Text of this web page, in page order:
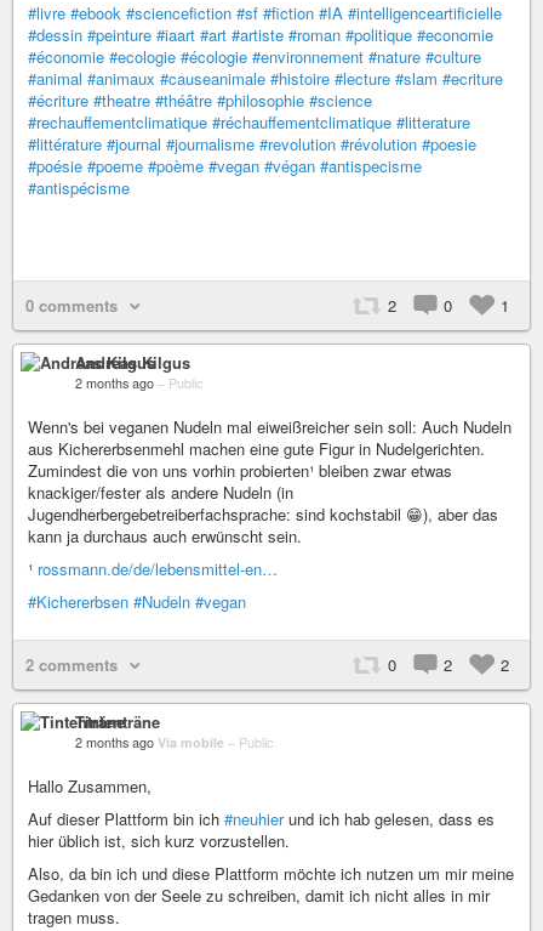
#livre #ebook #sciencefiction #sf #fiction #IA #intelligenceartificielle
#dessin #peinture #iaart #art #artiste #roman #politique #economie
#économie #ecologie #écologie #environnement #nature #culture
#animal #animaux #causeanimale #histoire #lecture #slam #ecriture
#écriture #theatre #théâtre #philosophie #science
#rechauffementclimatique #réchauffementclimatique #litterature
#littérature #journal #journalisme #revolution #révolution #poesie
#poésie #poeme #poème #vegan #végan #antispecisme
#antispécisme
0 comments 2 0 1
Andreas Kilgus
2 months ago – Public
Wenn's bei veganen Nudeln mal eiweißreicher sein soll: Auch Nudeln
aus Kichererbsenmehl machen eine gute Figur in Nudelgerichten.
Zumindest die von uns vorhin probierten¹ bleiben zwar etwas
knackiger/fester als andere Nudeln (in
Jugendherbergebetreiberfachsprache: sind kochstabil 😁), aber das
kann ja durchaus auch erwünscht sein.
¹ rossmann.de/de/lebensmittel-en…
#Kichererbsen #Nudeln #vegan
2 comments 0 2 2
Tintenträne
2 months ago Via mobile – Public
Hallo Zusammen,
Auf dieser Plattform bin ich #neuhierund ich hab gelesen, dass es
hier üblich ist, sich kurz vorzustellen.
Also, da bin ich und diese Plattform möchte ich nutzen um mir meine
Gedanken von der Seele zu schreiben, damit ich nicht alles in mir
tragen muss.